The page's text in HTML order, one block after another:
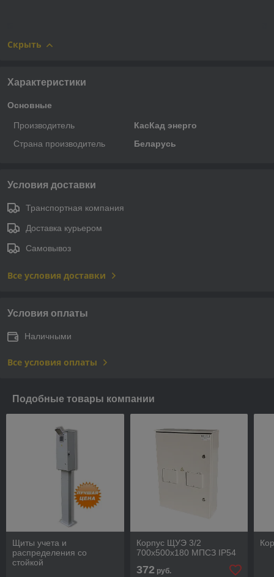
Скрыть
Характеристики
Основные
Производитель
КасКад энерго
Страна производитель
Беларусь
Условия доставки
Транспортная компания
Доставка курьером
Самовывоз
Все условия доставки
Условия оплаты
Наличными
Все условия оплаты
Подобные товары компании
Щиты учета и
распределения со
стойкой
Корпус ЩУЭ 3/2
700х500x180 МПСЗ IP54
372 руб.